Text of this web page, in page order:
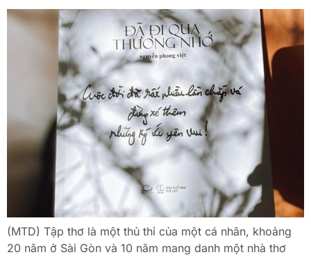
(MTD) Tập thơ là một thủ thỉ của một cá nhân, khoảng
20 năm ở Sài Gòn và 10 năm mang danh một nhà thơ